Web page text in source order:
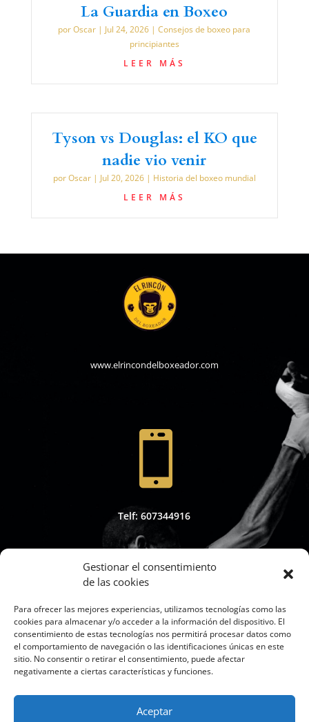
Gestionar el consentimiento
de las cookies
Para ofrecer las mejores experiencias, utilizamos tecnologías como las
cookies para almacenar y/o acceder a la información del dispositivo. El
consentimiento de estas tecnologías nos permitirá procesar datos como
el comportamiento de navegación o las identificaciones únicas en este
sitio. No consentir o retirar el consentimiento, puede afectar
negativamente a ciertas características y funciones.
Aceptar
La Guardia en Boxeo
porOscar | Jul 24, 2026 |Consejos de boxeo para
principiantes
LEER MÁS
Tyson vs Douglas: el KO que
nadie vio venir
porOscar| Jul 20, 2026| Historia del boxeo mundial
LEER MÁS
www.elrincondelboxeador.com

Telf: 607344916

Whapsap: 607344916